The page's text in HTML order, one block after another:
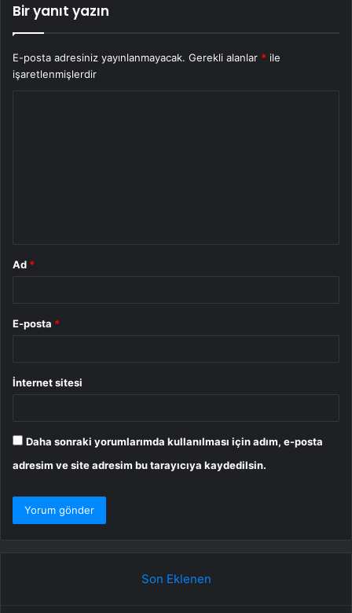
Bir yanıt yazın
E-posta adresiniz yayınlanmayacak. Gerekli alanlar * ile
işaretlenmişlerdir
Ad *
E-posta *
İnternet sitesi
Daha sonraki yorumlarımda kullanılması için adım, e-posta
adresim ve site adresim bu tarayıcıya kaydedilsin.
Son Eklenen